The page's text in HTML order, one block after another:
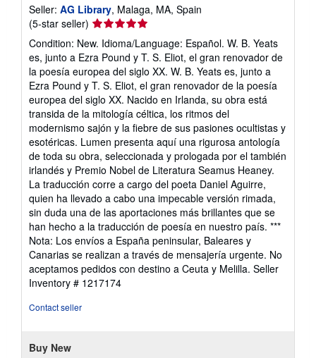
Seller: AG Library, Malaga, MA, Spain
(5-star seller) Seller
rating
5
out
of
5
stars
Condition: New. Idioma/Language: Español. W. B. Yeats
es, junto a Ezra Pound y T. S. Eliot, el gran renovador de
la poesía europea del siglo XX. W. B. Yeats es, junto a
Ezra Pound y T. S. Eliot, el gran renovador de la poesía
europea del siglo XX. Nacido en Irlanda, su obra está
transida de la mitología céltica, los ritmos del
modernismo sajón y la fiebre de sus pasiones ocultistas y
esotéricas. Lumen presenta aquí una rigurosa antología
de toda su obra, seleccionada y prologada por el también
irlandés y Premio Nobel de Literatura Seamus Heaney.
La traducción corre a cargo del poeta Daniel Aguirre,
quien ha llevado a cabo una impecable versión rimada,
sin duda una de las aportaciones más brillantes que se
han hecho a la traducción de poesía en nuestro país. ***
Nota: Los envíos a España peninsular, Baleares y
Canarias se realizan a través de mensajería urgente. No
aceptamos pedidos con destino a Ceuta y Melilla. Seller
Inventory # 1217174
Contact seller
Buy New